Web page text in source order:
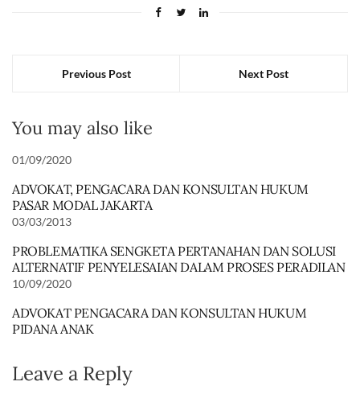
Previous Post Next Post
You may also like
01/09/2020
ADVOKAT, PENGACARA DAN KONSULTAN HUKUM
PASAR MODAL JAKARTA
03/03/2013
PROBLEMATIKA SENGKETA PERTANAHAN DAN SOLUSI
ALTERNATIF PENYELESAIAN DALAM PROSES PERADILAN
10/09/2020
ADVOKAT PENGACARA DAN KONSULTAN HUKUM
PIDANA ANAK
Leave a Reply